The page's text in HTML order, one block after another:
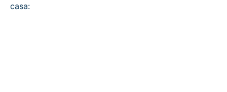
casa: